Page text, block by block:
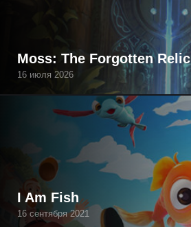
Moss: The Forgotten Relic
16 июля 2026
I Am Fish
16 сентября 2021